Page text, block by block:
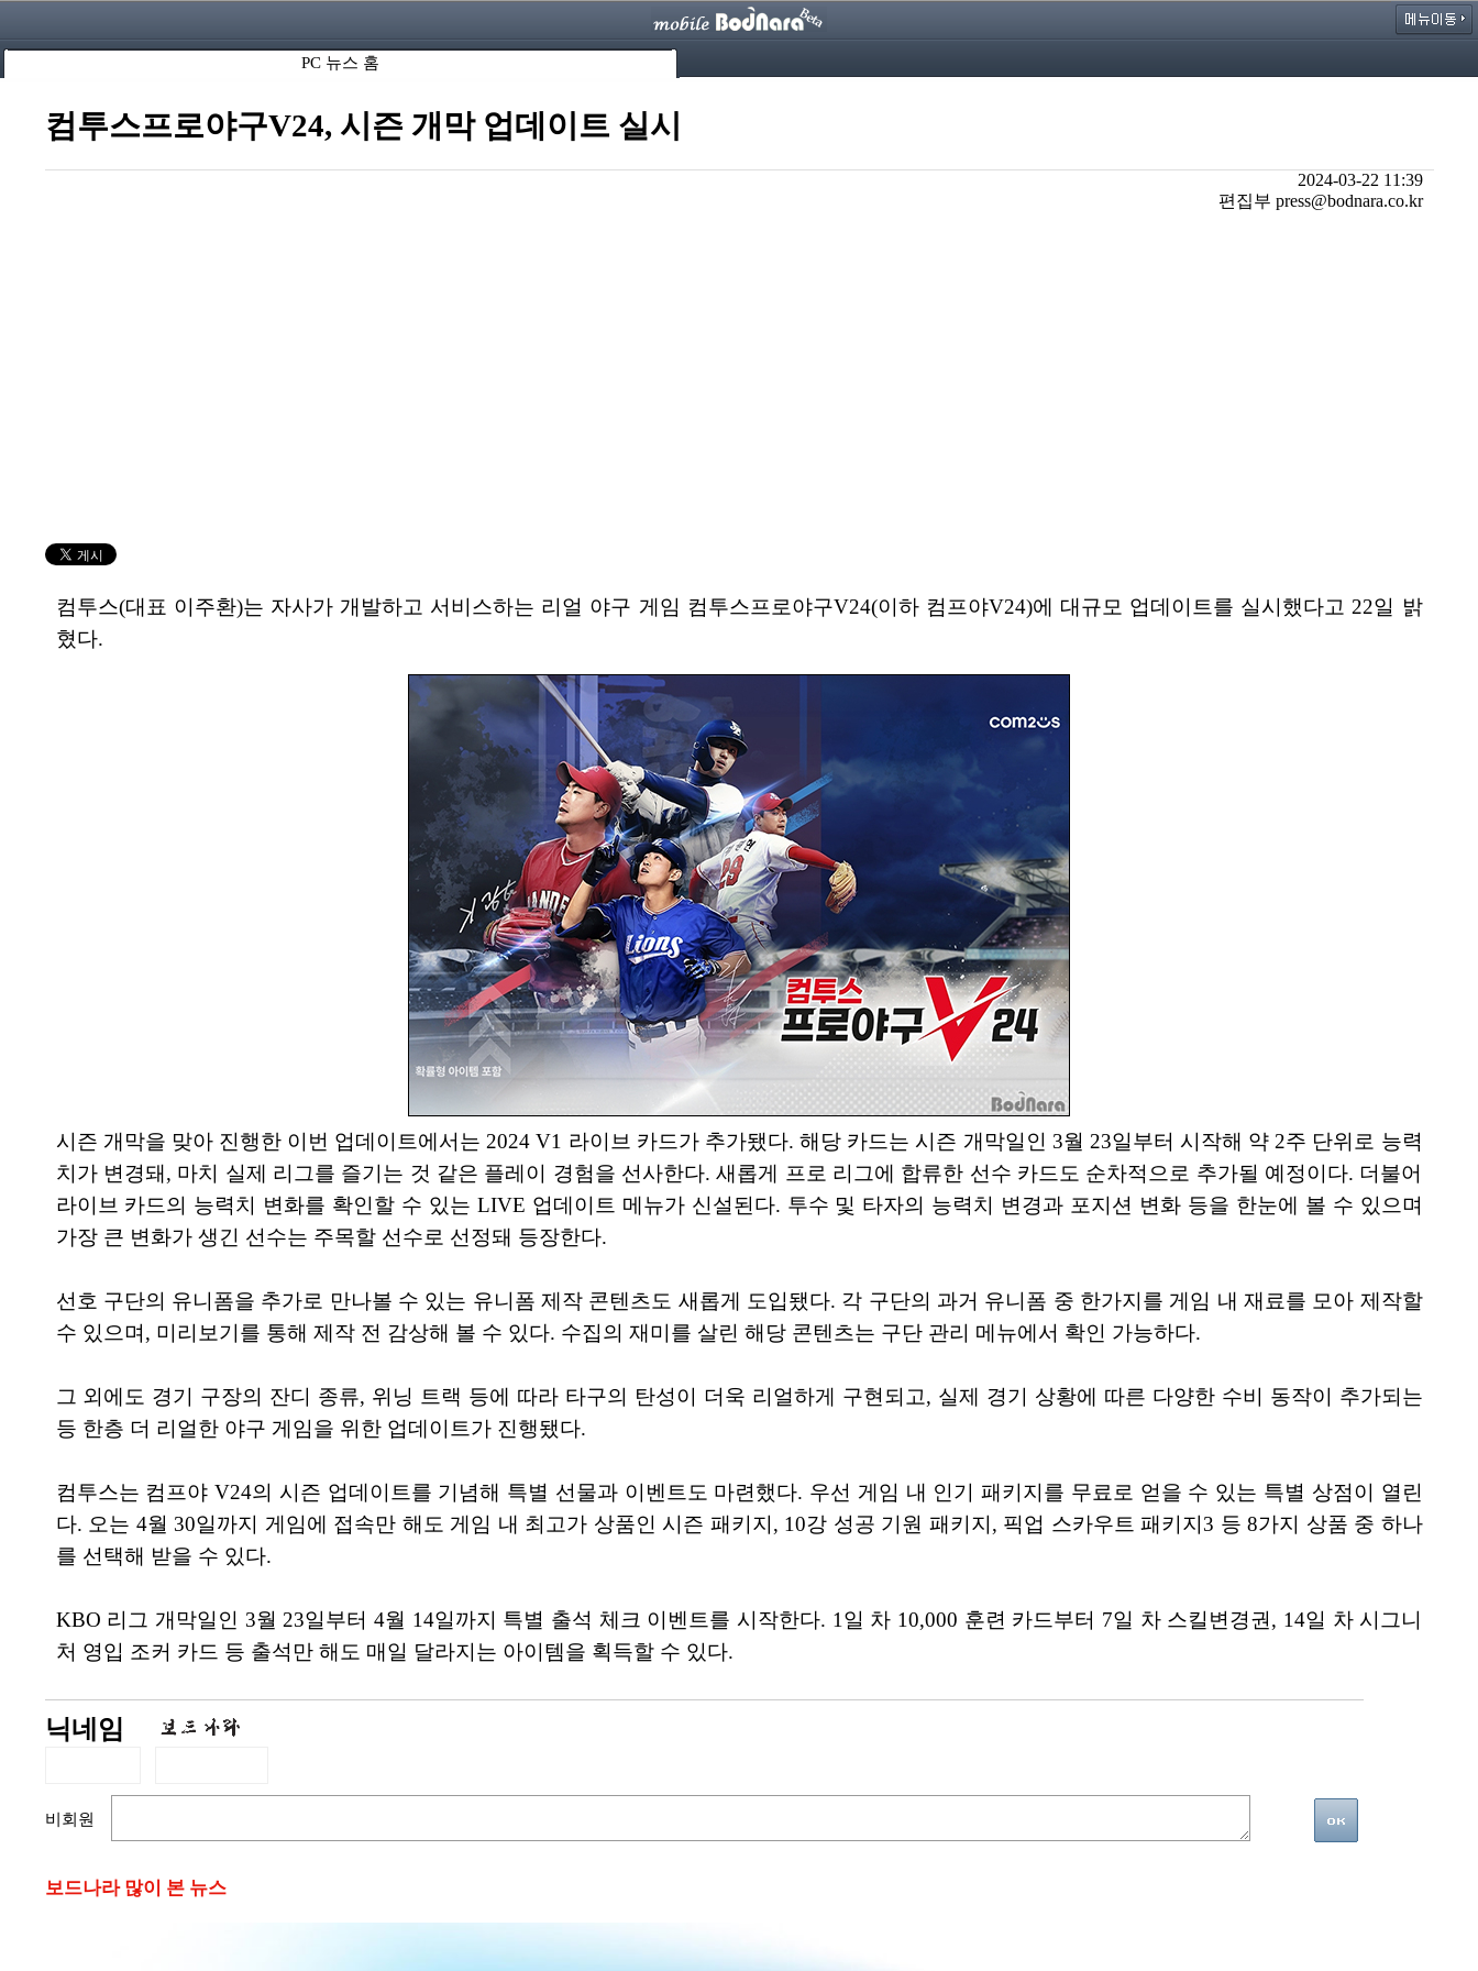
PC 뉴스 홈
컴투스프로야구V24, 시즌 개막 업데이트 실시
2024-03-22 11:39
편집부 press@bodnara.co.kr
컴투스(대표 이주환)는 자사가 개발하고 서비스하는 리얼 야구 게임 컴투스프로야구V24(이하 컴프야V24)에 대규모 업데이트를 실시했다고 22일 밝
혔다.
시즌 개막을 맞아 진행한 이번 업데이트에서는 2024 V1 라이브 카드가 추가됐다. 해당 카드는 시즌 개막일인 3월 23일부터 시작해 약 2주 단위로 능력
치가 변경돼, 마치 실제 리그를 즐기는 것 같은 플레이 경험을 선사한다. 새롭게 프로 리그에 합류한 선수 카드도 순차적으로 추가될 예정이다. 더불어
라이브 카드의 능력치 변화를 확인할 수 있는 LIVE 업데이트 메뉴가 신설된다. 투수 및 타자의 능력치 변경과 포지션 변화 등을 한눈에 볼 수 있으며
가장 큰 변화가 생긴 선수는 주목할 선수로 선정돼 등장한다.
선호 구단의 유니폼을 추가로 만나볼 수 있는 유니폼 제작 콘텐츠도 새롭게 도입됐다. 각 구단의 과거 유니폼 중 한가지를 게임 내 재료를 모아 제작할
수 있으며, 미리보기를 통해 제작 전 감상해 볼 수 있다. 수집의 재미를 살린 해당 콘텐츠는 구단 관리 메뉴에서 확인 가능하다.
그 외에도 경기 구장의 잔디 종류, 위닝 트랙 등에 따라 타구의 탄성이 더욱 리얼하게 구현되고, 실제 경기 상황에 따른 다양한 수비 동작이 추가되는
등 한층 더 리얼한 야구 게임을 위한 업데이트가 진행됐다.
컴투스는 컴프야 V24의 시즌 업데이트를 기념해 특별 선물과 이벤트도 마련했다. 우선 게임 내 인기 패키지를 무료로 얻을 수 있는 특별 상점이 열린
다. 오는 4월 30일까지 게임에 접속만 해도 게임 내 최고가 상품인 시즌 패키지, 10강 성공 기원 패키지, 픽업 스카우트 패키지3 등 8가지 상품 중 하나
를 선택해 받을 수 있다.
KBO 리그 개막일인 3월 23일부터 4월 14일까지 특별 출석 체크 이벤트를 시작한다. 1일 차 10,000 훈련 카드부터 7일 차 스킬변경권, 14일 차 시그니
처 영입 조커 카드 등 출석만 해도 매일 달라지는 아이템을 획득할 수 있다.
닉네임
비회원
보드나라 많이 본 뉴스